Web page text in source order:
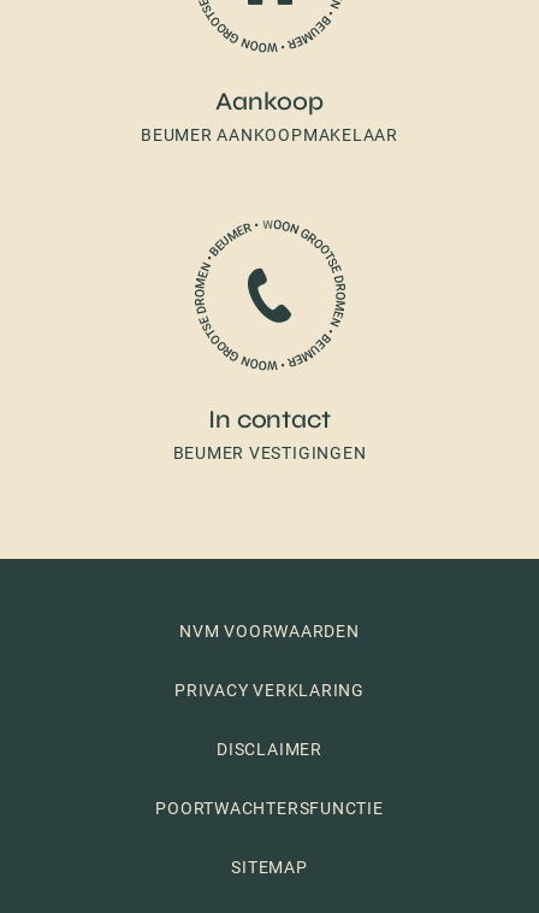
Aankoop
BEUMER AANKOOPMAKELAAR
In contact
BEUMER VESTIGINGEN
NVM VOORWAARDEN
PRIVACY VERKLARING
DISCLAIMER
POORTWACHTERSFUNCTIE
SITEMAP